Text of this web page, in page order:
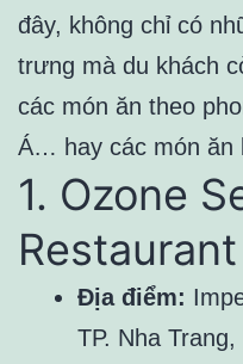
đây, không chỉ có
trưng mà du khách
các món ăn theo
Á… hay các món ăn
1. Ozone
Restaurant
Địa điểm:
TP. Nha